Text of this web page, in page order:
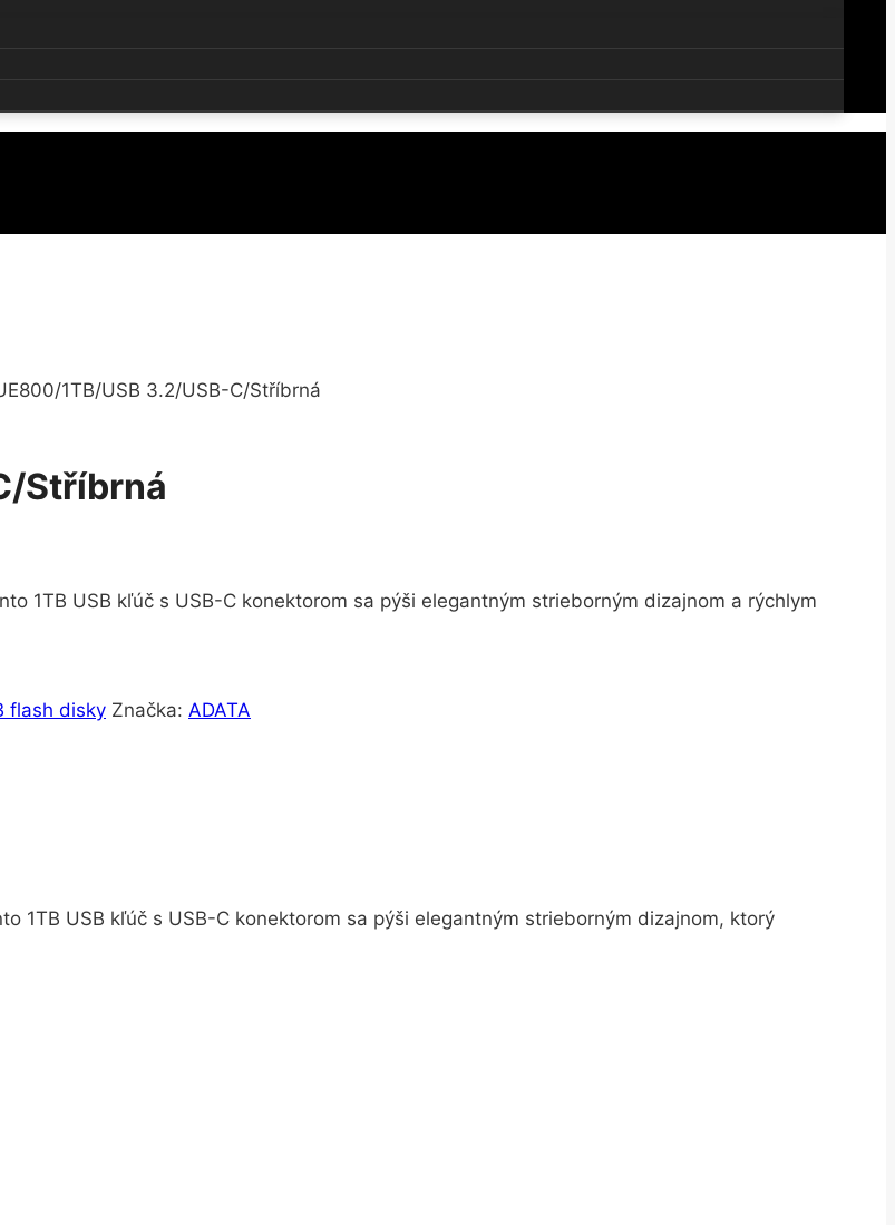
1TB/USB 3.2/USB-C/Stříbrná
Stříbrná
1TB USB kľúč s USB-C konektorom sa pýši elegantným strieborným dizajnom a rýchlym
flash disky Značka: ADATA
1TB USB kľúč s USB-C konektorom sa pýši elegantným strieborným dizajnom, ktorý